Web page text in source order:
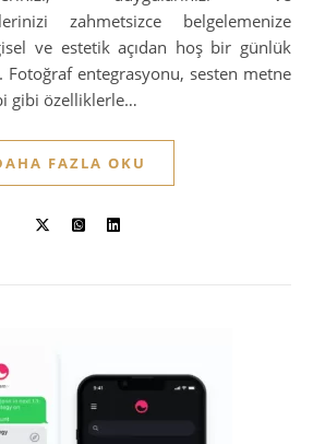
zahmetsizce belgelemenize
ve estetik açıdan hoş bir günlük
Fotoğraf entegrasyonu, sesten metne
gibi özelliklerle…
FAZLA OKU